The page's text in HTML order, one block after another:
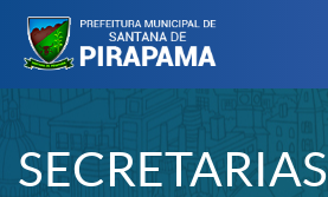
SECRETARIAS